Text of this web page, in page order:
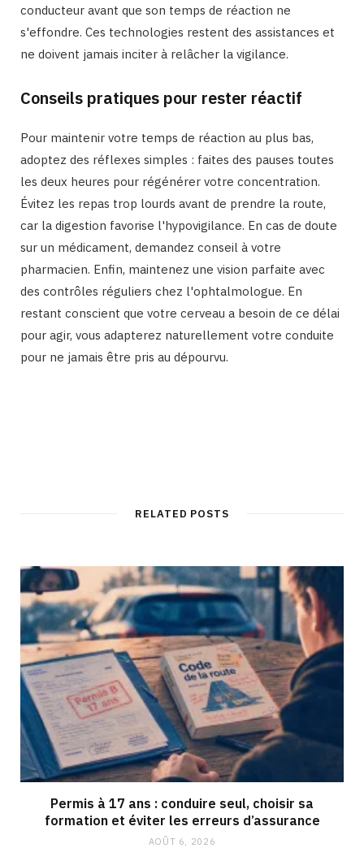
conducteur avant que son temps de réaction ne
s'effondre. Ces technologies restent des assistances et
ne doivent jamais inciter à relâcher la vigilance.
Conseils pratiques pour rester réactif
Pour maintenir votre temps de réaction au plus bas,
adoptez des réflexes simples : faites des pauses toutes
les deux heures pour régénérer votre concentration.
Évitez les repas trop lourds avant de prendre la route,
car la digestion favorise l'hypovigilance. En cas de doute
sur un médicament, demandez conseil à votre
pharmacien. Enfin, maintenez une vision parfaite avec
des contrôles réguliers chez l'ophtalmologue. En
restant conscient que votre cerveau a besoin de ce délai
pour agir, vous adapterez naturellement votre conduite
pour ne jamais être pris au dépourvu.
RELATED POSTS
Permis à 17 ans : conduire seul, choisir sa
formation et éviter les erreurs d’assurance
AOÛT 6, 2026